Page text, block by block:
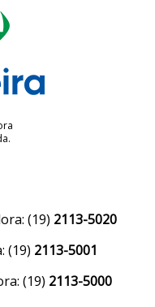
(19) 2113-5020
(19) 2113-5001
(19) 2113-5000